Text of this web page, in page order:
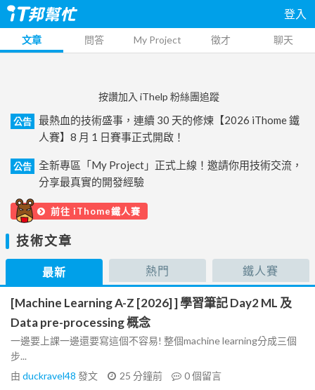
登入
文章 問答 My Project 徵才 聊天
按讚加入 iThelp 粉絲團追蹤
公告
最熱血的技術盛事，連續 30 天的修煉【2026 iThome 鐵
人賽】8 月 1 日賽事正式開啟！
公告
全新專區「My Project」正式上線！邀請你用技術交流，
分享最真實的開發經驗
前往 iThome鐵人賽
技術文章
最新 熱門 鐵人賽
[Machine Learning A-Z [2026] ] 學習筆記 Day2 ML 及
Data pre-processing 概念
一邊要上課一邊還要寫這個不容易! 整個machine learning分成三個
步...
由 duckravel48 發文 25 分鐘前 0個留言